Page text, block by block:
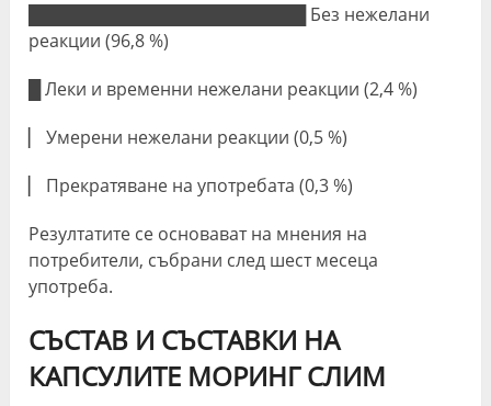
███████████████████████ Без нежелани
реакции (96,8 %)
█ Леки и временни нежелани реакции (2,4 %)
▏ Умерени нежелани реакции (0,5 %)
▏ Прекратяване на употребата (0,3 %)
Резултатите се основават на мнения на
потребители, събрани след шест месеца
употреба.
СЪСТАВ И СЪСТАВКИ НА
КАПСУЛИТЕ МОРИНГ СЛИМ